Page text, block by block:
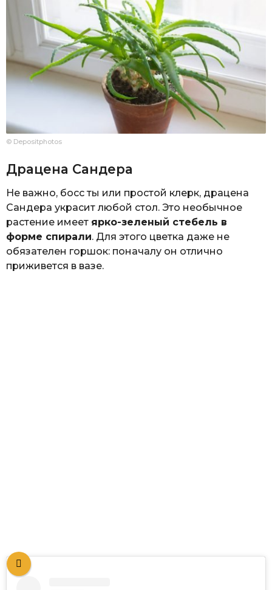
© Depositphotos
Драцена Сандера
Не важно, босс ты или простой клерк, драцена
Сандера украсит любой стол. Это необычное
растение имеет ярко-зеленый стебель в
форме спирали. Для этого цветка даже не
обязателен горшок: поначалу он отлично
приживется в вазе.